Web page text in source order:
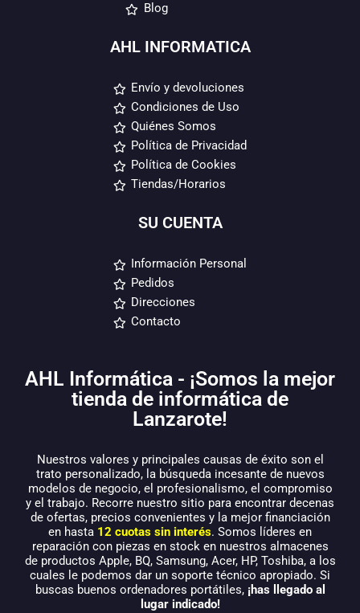
Blog
AHL INFORMATICA
Envío y devoluciones
Condiciones de Uso
Quiénes Somos
Política de Privacidad
Política de Cookies
Tiendas/Horarios
SU CUENTA
Información Personal
Pedidos
Direcciones
Contacto
AHL Informática - ¡Somos la mejor
tienda de informática de
Lanzarote!
Nuestros valores y principales causas de éxito son el
trato personalizado, la búsqueda incesante de nuevos
modelos de negocio, el profesionalismo, el compromiso
y el trabajo. Recorre nuestro sitio para encontrar decenas
de ofertas, precios convenientes y la mejor financiación
en hasta 12 cuotas sin interés. Somos líderes en
reparación con piezas en stock en nuestros almacenes
de productos Apple, BQ, Samsung, Acer, HP, Toshiba, a los
cuales le podemos dar un soporte técnico apropiado. Si
buscas buenos ordenadores portátiles, ¡has llegado al
lugar indicado!